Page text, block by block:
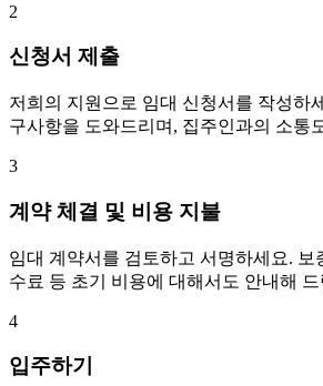
2
신청서 제출
저희의 지원으로 임대 신청서를 작성하
구사항을 도와드리며, 집주인과의 소통
3
계약 체결 및 비용 지불
임대 계약서를 검토하고 서명하세요. 보
수료 등 초기 비용에 대해서도 안내해
4
입주하기